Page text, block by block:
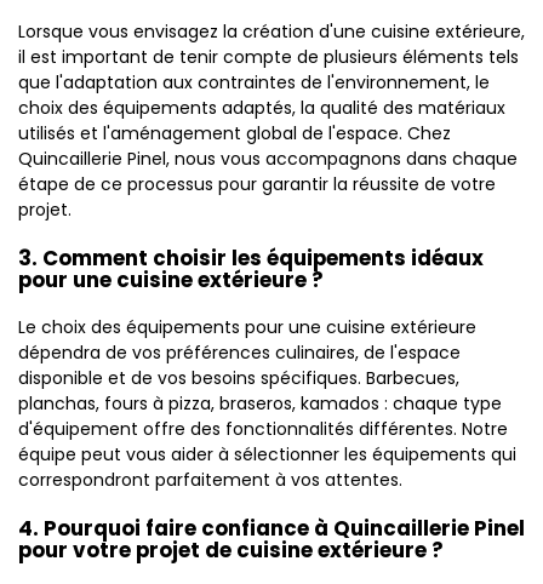
Lorsque vous envisagez la création d'une cuisine extérieure,
il est important de tenir compte de plusieurs éléments tels
que l'adaptation aux contraintes de l'environnement, le
choix des équipements adaptés, la qualité des matériaux
utilisés et l'aménagement global de l'espace. Chez
Quincaillerie Pinel, nous vous accompagnons dans chaque
étape de ce processus pour garantir la réussite de votre
projet.
3. Comment choisir les équipements idéaux
pour une cuisine extérieure ?
Le choix des équipements pour une cuisine extérieure
dépendra de vos préférences culinaires, de l'espace
disponible et de vos besoins spécifiques. Barbecues,
planchas, fours à pizza, braseros, kamados : chaque type
d'équipement offre des fonctionnalités différentes. Notre
équipe peut vous aider à sélectionner les équipements qui
correspondront parfaitement à vos attentes.
4. Pourquoi faire confiance à Quincaillerie Pinel
pour votre projet de cuisine extérieure ?